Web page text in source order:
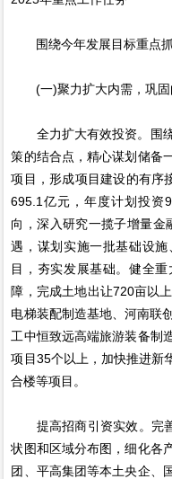
围绕今年发展目标重点抓
(一)聚力扩大内需，巩固
全力扩大有效投资。围绕
策的结合点，精心谋划储备
项目，形成项目建设的有序
695.1亿元，年度计划投资
向，深入研究一揽子增量金
遇，谋划实施一批基础设
目，夯实发展基础。健全
障，完成土地出让720亩以
电梯装配制造基地、河南联
工中恒致远高端旅游装备制
项目35个以上，加快推进新
合楼等项目。
提高招商引资实效。完善
状图和区域分布图，细化各
团、平高集团等本土央企、